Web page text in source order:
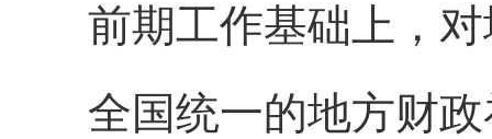
前期工作基础上，
全国统一的地方财